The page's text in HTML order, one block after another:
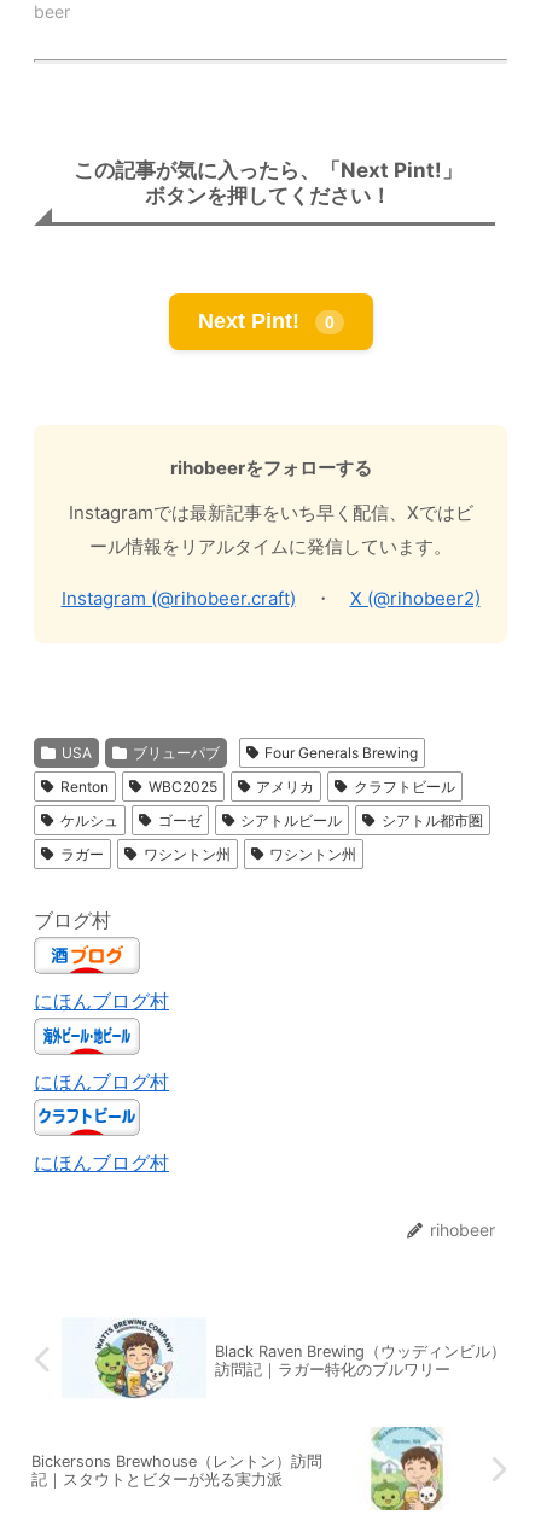
beer
この記事が気に入ったら、「Next Pint!」
ボタンを押してください！
Next Pint! 0
rihobeerをフォローする
Instagramでは最新記事をいち早く配信、Xではビ
ール情報をリアルタイムに発信しています。
Instagram (@rihobeer.craft) ・ X (@rihobeer2)
USA ブリューパブ
Four Generals Brewing
Renton
WBC2025 アメリカ
クラフトビール
ケルシュ
ゴーゼ シアトルビール
シアトル都市圏
ラガー
ワシントン州 ワシントン州
ブログ村
にほんブログ村
にほんブログ村
にほんブログ村
rihobeer
Black Raven Brewing（ウッディンビル）
訪問記｜ラガー特化のブルワリー
Bickersons Brewhouse（レントン）訪問
記｜スタウトとビターが光る実力派